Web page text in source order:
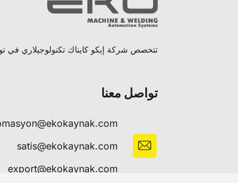
تتخصص شركة إيكو كايناك تكنولوجيلاري في
تواصل معنا
satis@ekokaynak.com
export@ekokaynak.com